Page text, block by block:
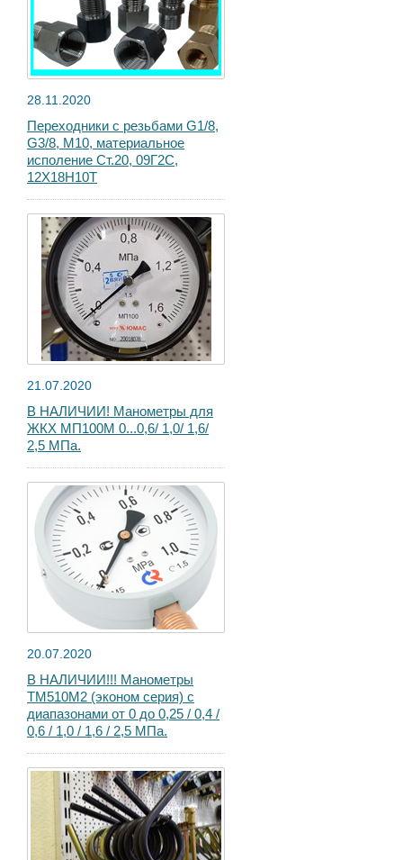
28.11.2020
Переходники с резьбами G1/8,
G3/8, М10, материальное
исполение Ст.20, 09Г2С,
12Х18Н10Т
21.07.2020
В НАЛИЧИИ! Манометры для
ЖКХ МП100М 0...0,6/ 1,0/ 1,6/
2,5 МПа.
20.07.2020
В НАЛИЧИИ!!! Манометры
ТМ510М2 (эконом серия) с
диапазонами от 0 до 0,25 / 0,4 /
0,6 / 1,0 / 1,6 / 2,5 МПа.